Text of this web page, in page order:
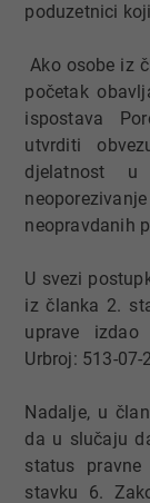
poduzetnici
Ako osobe iz
početak
ispostava
utvrditi
djelatnost
neopravdanih
U svezi
iz članka 2.
uprave izdao
Urbroj: 513-
Nadalje, u
da u slučaju
status
stavku 6.